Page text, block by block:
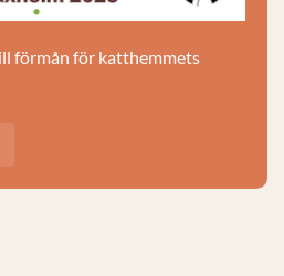
förmån för katthemmets